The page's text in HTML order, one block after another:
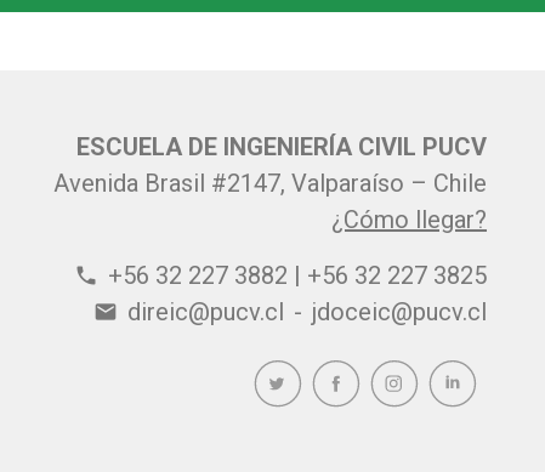
ESCUELA DE INGENIERÍA CIVIL PUCV
Avenida Brasil #2147, Valparaíso – Chile
¿Cómo llegar?
phone +56 32 227 3882 | +56 32 227 3825
email direic@pucv.cl - jdoceic@pucv.cl